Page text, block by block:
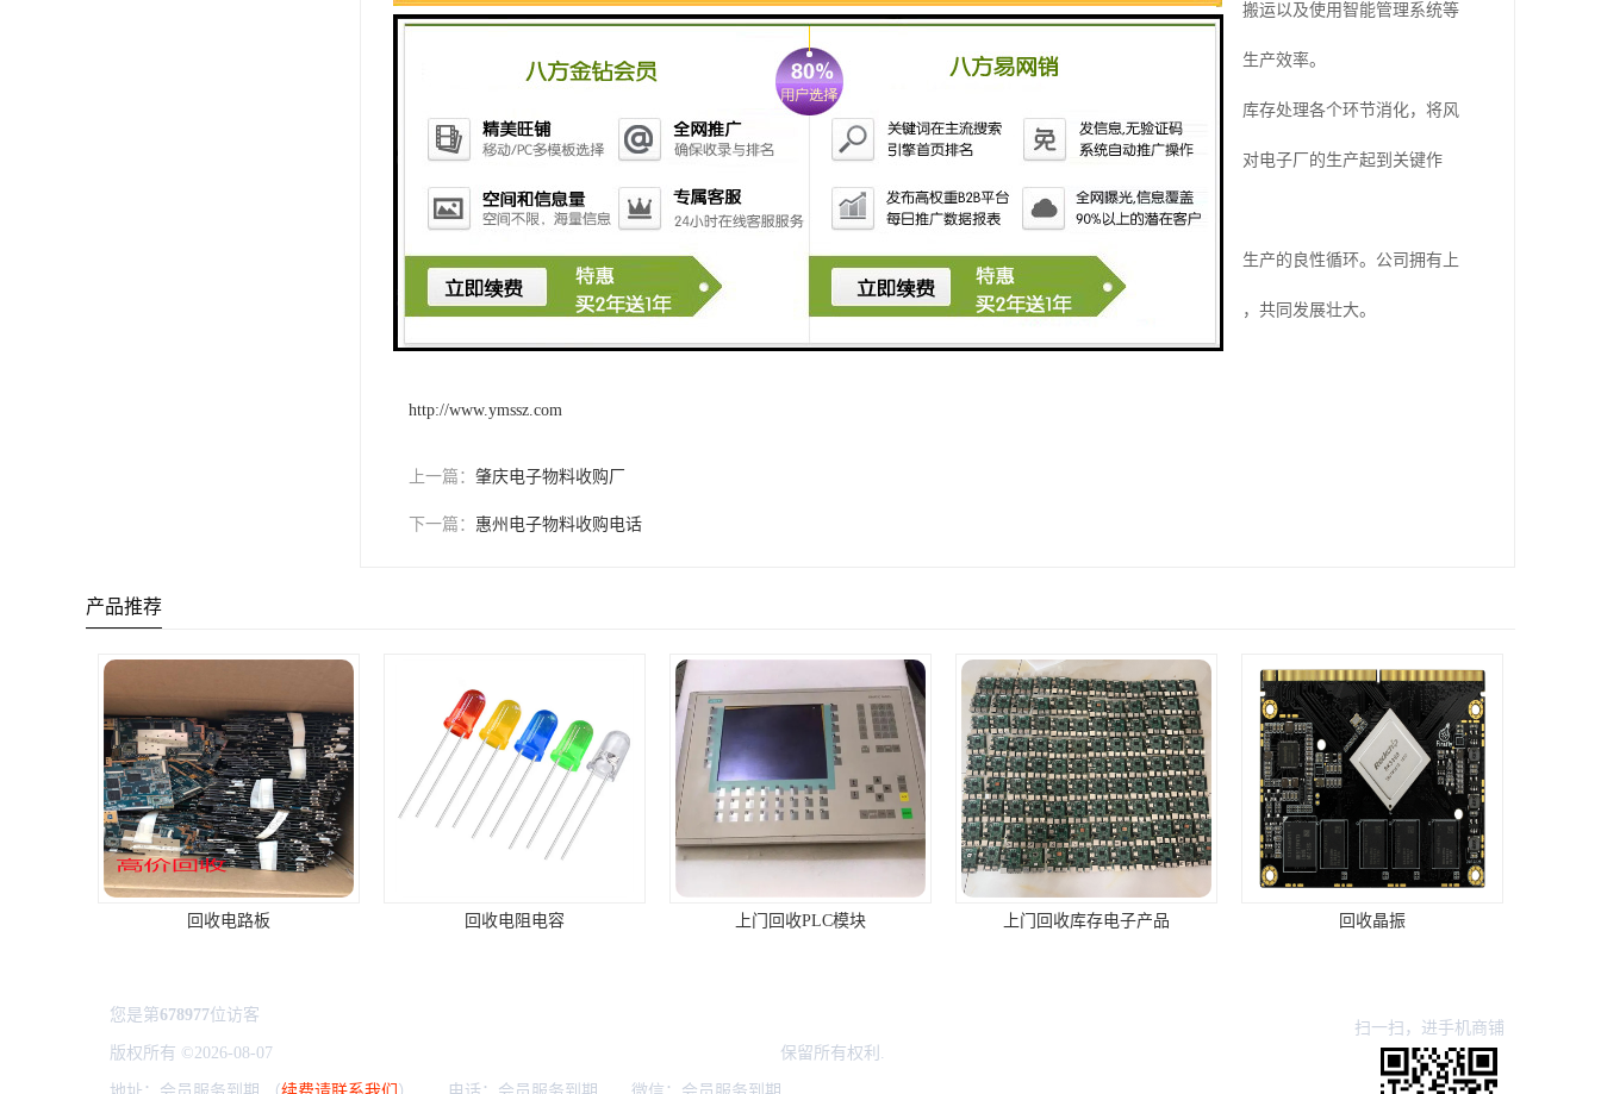
对于电子厂来说，合理管理这些电子厂物料至关重要。物料的准确出库与发放、库存管理、采购控制、物料堆放与搬运以及使用智能管理系统等
都是物料管理的重要环节。通过科学的管理和合理的使用，可以确保电子产品的生产顺利进行，并提高产品质量和生产效率。
对于从事电子产业配套服务的公司来说，能够为电子厂提供的物料供应和管理服务，帮助电子厂从生产到销售再到库存处理各个环节消化，将风
险控制在低水平，并为客户提供百分之九十的。所以，在选择合作伙伴时，一家的公司能够提供稳定的物料供应，对电子厂的生产起到关键作
用。
长期以来，本公司一直致力于为电子厂提供的电子厂物料，进行严谨的物料管理和供应服务，以此帮助电子厂实现生产的良性循环。公司拥有上
百名市场，随时掌握市场新动态，为客户提供的信息务。凭借多年的经验和团队，我们期待成为您的长期合作伙伴，共同发展壮大。
http://www.ymssz.com
上一篇： 肇庆电子物料收购厂
下一篇： 惠州电子物料收购电话
产品推荐
回收电阻电容 上门回收PLC模块 上门回收库存电子产品 回收晶振
您是第678977位访客
版权所有 ©2026-08-07 保留所有权利.
扫一扫，进手机商铺